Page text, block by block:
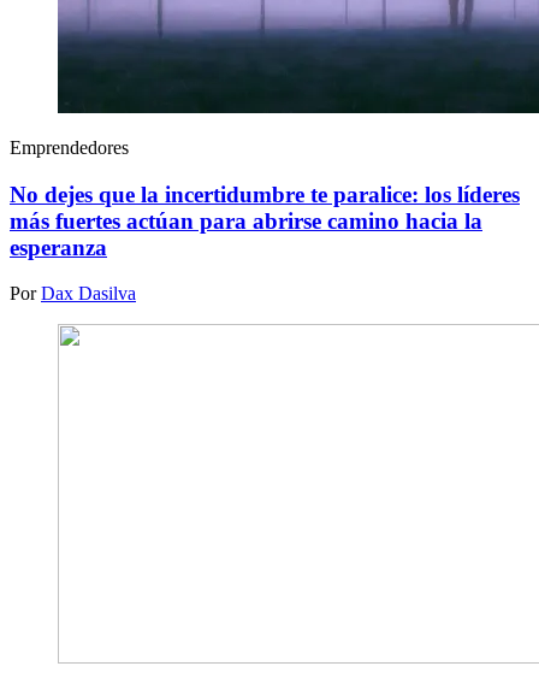
Emprendedores
No dejes que la incertidumbre te paralice: los líderes
más fuertes actúan para abrirse camino hacia la
esperanza
PorDax Dasilva